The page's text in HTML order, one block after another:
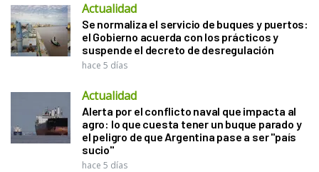
Actualidad
Se normaliza el servicio de buques y puertos:
el Gobierno acuerda con los prácticos y
suspende el decreto de desregulación
hace 5 días
Actualidad
Alerta por el conflicto naval que impacta al
agro: lo que cuesta tener un buque parado y
el peligro de que Argentina pase a ser "país
sucio"
hace 5 días